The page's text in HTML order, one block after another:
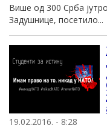
Више од 300 Срба
Задушнице, посетило...
19.02.2016. - 8:28